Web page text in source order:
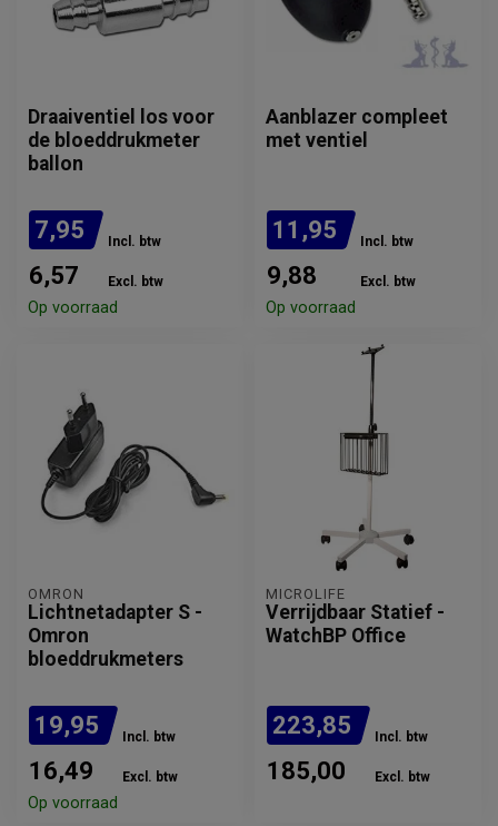
Draaiventiel los voor
de bloeddrukmeter
ballon
7,95 Incl. btw
6,57 Excl. btw
Op voorraad
Aanblazer compleet
met ventiel
11,95 Incl. btw
9,88 Excl. btw
Op voorraad
OMRON
Lichtnetadapter S -
Omron
bloeddrukmeters
19,95 Incl. btw
16,49 Excl. btw
Op voorraad
MICROLIFE
Verrijdbaar Statief -
WatchBP Office
223,85 Incl. btw
185,00 Excl. btw